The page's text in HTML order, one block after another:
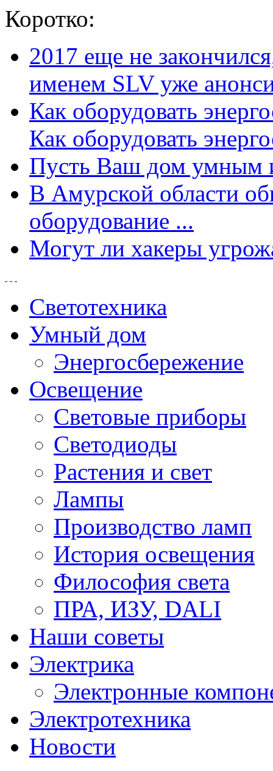
Коротко:
2017 еще не
именем SLV уже
Как оборудовать
Как оборудовать
Пусть Ваш дом умным
В Амурской области
оборудование ...
Могут ли хакеры
Светотехника
Умный дом
Энергосбережение
Освещение
Световые приборы
Светодиоды
Растения и свет
Лампы
Производство ламп
История освещения
Философия света
ПРА, ИЗУ, DALI
Наши советы
Электрика
Электронные
Электротехника
Новости